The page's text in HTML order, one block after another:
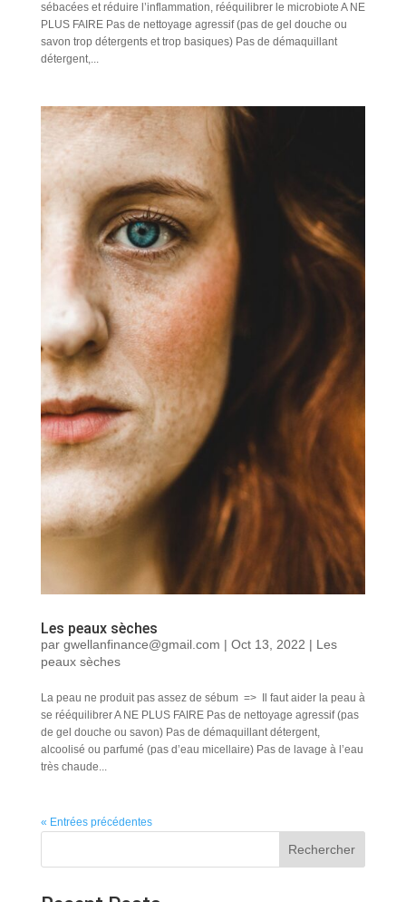
sébacées et réduire l’inflammation, rééquilibrer le microbiote A NE
PLUS FAIRE Pas de nettoyage agressif (pas de gel douche ou
savon trop détergents et trop basiques) Pas de démaquillant
détergent,...
Les peaux sèches
par gwellanfinance@gmail.com | Oct 13, 2022 | Les
peaux sèches
La peau ne produit pas assez de sébum => Il faut aider la peau à
se rééquilibrer A NE PLUS FAIRE Pas de nettoyage agressif (pas
de gel douche ou savon) Pas de démaquillant détergent,
alcoolisé ou parfumé (pas d’eau micellaire) Pas de lavage à l’eau
très chaude...
« Entrées précédentes
Rechercher